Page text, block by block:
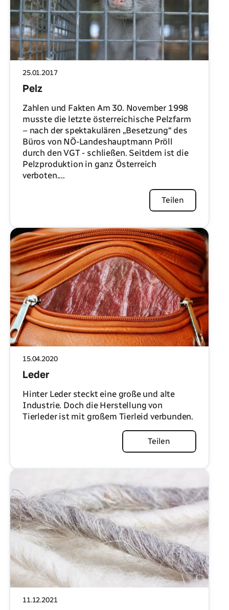
25.01.2017
Pelz
Zahlen und Fakten Am 30. November 1998
musste die letzte österreichische Pelzfarm
– nach der spektakulären „Besetzung“ des
Büros von NÖ-Landeshauptmann Pröll
durch den VGT - schließen. Seitdem ist die
Pelzproduktion in ganz Österreich
verboten....
Teilen
15.04.2020
Leder
Hinter Leder steckt eine große und alte
Industrie. Doch die Herstellung von
Tierleder ist mit großem Tierleid verbunden.
Teilen
11.12.2021